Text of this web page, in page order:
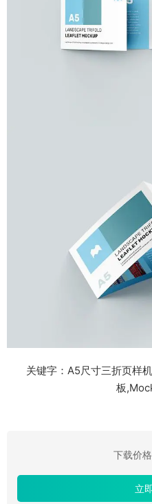
关键字：A5尺寸三折页样
板
下载价格
立